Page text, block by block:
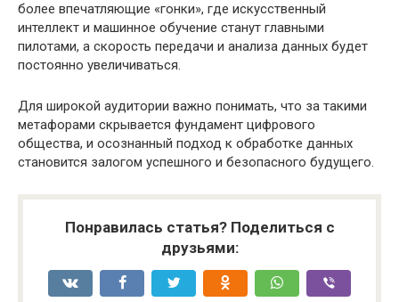
более впечатляющие «гонки», где искусственный
интеллект и машинное обучение станут главными
пилотами, а скорость передачи и анализа данных будет
постоянно увеличиваться.
Для широкой аудитории важно понимать, что за такими
метафорами скрывается фундамент цифрового
общества, и осознанный подход к обработке данных
становится залогом успешного и безопасного будущего.
Понравилась статья? Поделиться с
друзьями: